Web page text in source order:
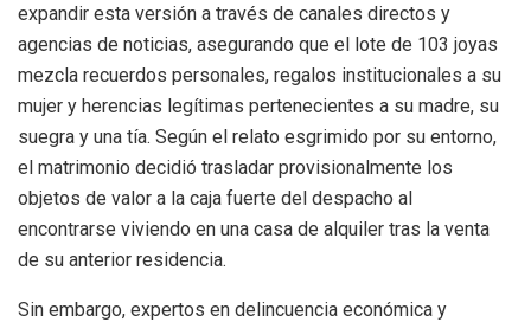
expandir esta versión a través de canales directos y
agencias de noticias, asegurando que el lote de 103 joyas
mezcla recuerdos personales, regalos institucionales a su
mujer y herencias legítimas pertenecientes a su madre, su
suegra y una tía. Según el relato esgrimido por su entorno,
el matrimonio decidió trasladar provisionalmente los
objetos de valor a la caja fuerte del despacho al
encontrarse viviendo en una casa de alquiler tras la venta
de su anterior residencia.
Sin embargo, expertos en delincuencia económica y